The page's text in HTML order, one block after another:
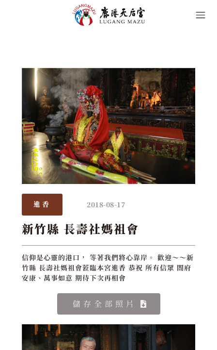
進香 2018-08-17
新竹縣 長壽社媽祖會
信仰是心靈的港口， 等著我們將心靠岸。 歡迎～～新
竹縣 長壽社媽祖會蒞臨本宮進香 恭祝 所有信眾 閤府
安康、萬事如意 期待下次再相會
儲存全部照片